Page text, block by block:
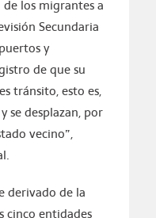
los migrantes a
Secundaria
y
de que su
tránsito, esto es,
se desplazan, por
vecino”,
derivado de la
cinco entidades